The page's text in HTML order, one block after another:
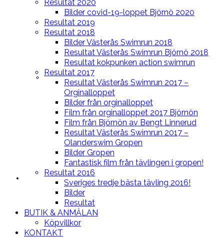
BLOGG
LOPPEN
Resultat 2020
Bilder covid-19-loppet Björnö 2020
Resultat 2019
Resultat 2018
Bilder Västerås Swimrun 2018
Resultat Västerås Swimrun Björnö 2018
Resultat kokpunken action swimrun
Resultat 2017
Resultat Västerås Swimrun 2017 –
Orginalloppet
Bilder från orginalloppet
Film från orginalloppet 2017 Björnön
Film från Björnön av Bengt Linnerud
Resultat Västerås Swimrun 2017 –
Olanderswim Gropen
Bilder Gropen
Fantastisk film från tävlingen i gropen!
Resultat 2016
Sveriges tredje bästa tävling 2016!
Bilder
Resultat
BUTIK & ANMÄLAN
Köpvillkor
KONTAKT